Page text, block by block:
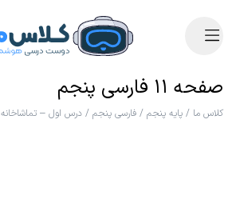
صفحه ۱۱ فارسی پنجم
کلاس ما / پایه پنجم / فارسی پنجم / درس اول – تماشاخانه